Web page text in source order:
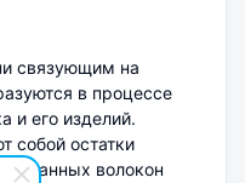
связующим на
в процессе
и его изделий.
собой остатки
волокон